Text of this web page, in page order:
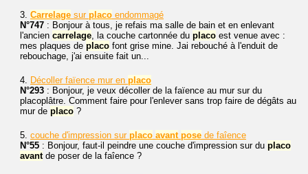
3. Carrelage sur placo endommagé
N°747 : Bonjour à tous, je refais ma salle de bain et en enlevant
l'ancien carrelage, la couche cartonnée du placo est venue avec :
mes plaques de placo font grise mine. Jai rebouché à l'enduit de
rebouchage, j'ai ensuite fait un...
4. Décoller faïence mur en placo
N°293 : Bonjour, je veux décoller de la faïence au mur sur du
placoplâtre. Comment faire pour l'enlever sans trop faire de dégâts au
mur de placo ?
5. couche d'impression sur placo avant pose de faîence
N°55 : Bonjour, faut-il peindre une couche d'impression sur du placo
avantde poser de la faîence ?